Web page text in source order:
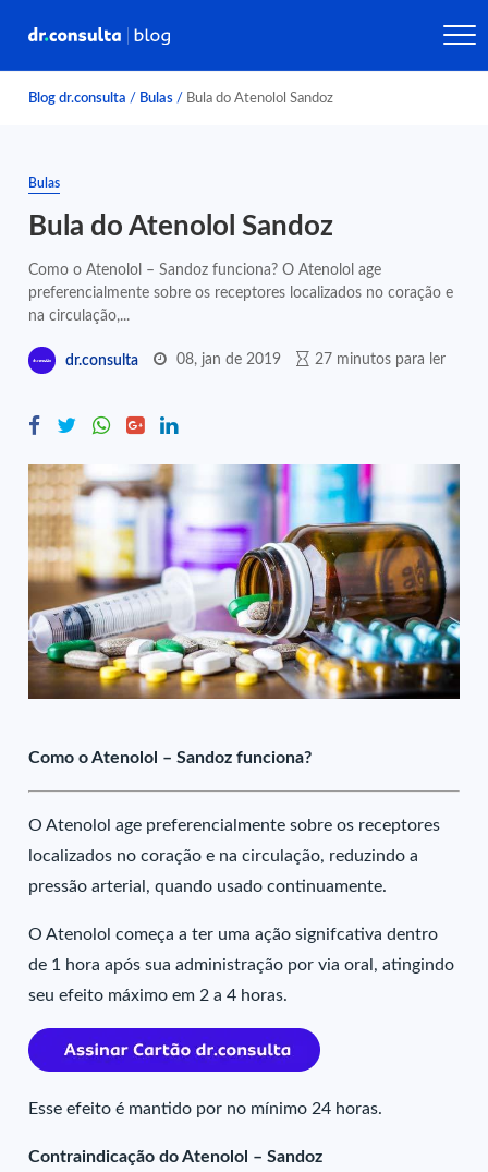
Blog dr.consulta / Bulas / Bula do Atenolol Sandoz
Bulas
Bula do Atenolol Sandoz
Como o Atenolol – Sandoz funciona? O Atenolol age
preferencialmente sobre os receptores localizados no coração e
na circulação,...
dr.consulta 08, jan de 2019 27 minutos para ler
Como o Atenolol – Sandoz funciona?
O Atenolol age preferencialmente sobre os receptores
localizados no coração e na circulação, reduzindo a
pressão arterial, quando usado continuamente.
O Atenolol começa a ter uma ação signifcativa dentro
de 1 hora após sua administração por via oral, atingindo
seu efeito máximo em 2 a 4 horas.
Esse efeito é mantido por no mínimo 24 horas.
Contraindicação do Atenolol – Sandoz